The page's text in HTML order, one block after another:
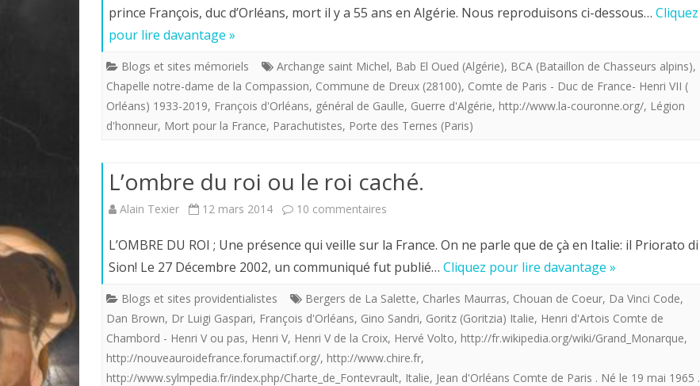
de
le
Comte
de
à
François,
duc
prince François, duc d’Orléans, mort il y a 55 ans en Algérie. Nous reproduisons ci-dessous… Cliquez
pour lire davantage »
Blogs et sites mémoriels Archange saint Michel, Bab El Oued (Algérie), BCA (Bataillon de Chasseurs alpins),
Chapelle notre-dame de la Compassion, Commune de Dreux (28100), Comte de Paris - Duc de France- Henri VII (
Orléans) 1933-2019, François d'Orléans, général de Gaulle, Guerre d'Algérie, http://www.la-couronne.org/, Légion
d'honneur, Mort pour la France, Parachutistes, Porte des Ternes (Paris)
L’ombre du roi ou le roi caché.
Alain Texier 12 mars 2014 10 commentaires
du
roi
ou
le
roi
L’OMBRE DU ROI ; Une présence qui veille sur la France. On ne parle que de çà en Italie: il Priorato di
Sion! Le 27 Décembre 2002, un communiqué fut publié… Cliquez pour lire davantage »
Blogs et sites providentialistes Bergers de La Salette, Charles Maurras, Chouan de Coeur, Da Vinci Code,
Dan Brown, Dr Luigi Gaspari, François d'Orléans, Gino Sandri, Goritz (Goritzia) Italie, Henri d'Artois Comte de
Chambord - Henri V ou pas, Henri V, Henri V de la Croix, Hervé Volto, http://fr.wikipedia.org/wiki/Grand_Monarque,
http://nouveauroidefrance.forumactif.org/, http://www.chire.fr,
http://www.sylmpedia.fr/index.php/Charte_de_Fontevrault, Italie, Jean d'Orléans Comte de Paris . Né le 19 mai 1965 .